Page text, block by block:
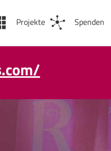
Projekte Spenden